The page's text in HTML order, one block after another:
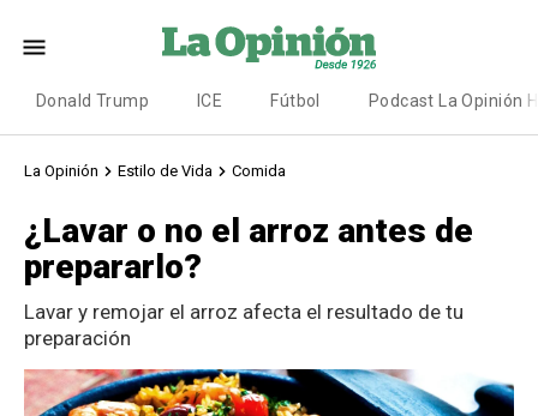
Donald Trump ICE Fútbol Podcast La Opinión
La Opinión Estilo de Vida Comida
¿Lavar o no el arroz antes de
prepararlo?
Lavar y remojar el arroz afecta el resultado de tu
preparación